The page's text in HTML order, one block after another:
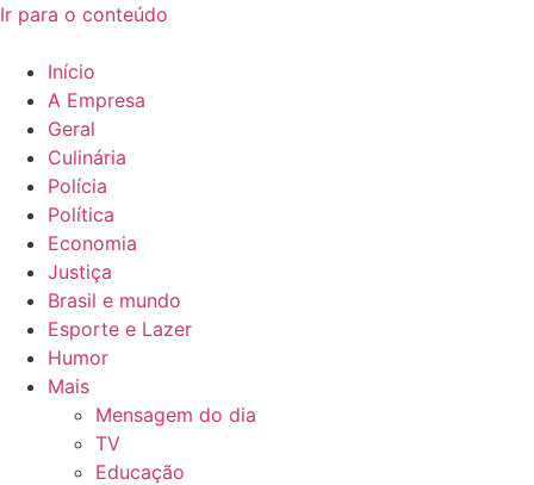
Ir para o conteúdo
Início
A Empresa
Geral
Culinária
Polícia
Política
Economia
Justiça
Brasil e mundo
Esporte e Lazer
Humor
Mais
Mensagem do dia
TV
Educação